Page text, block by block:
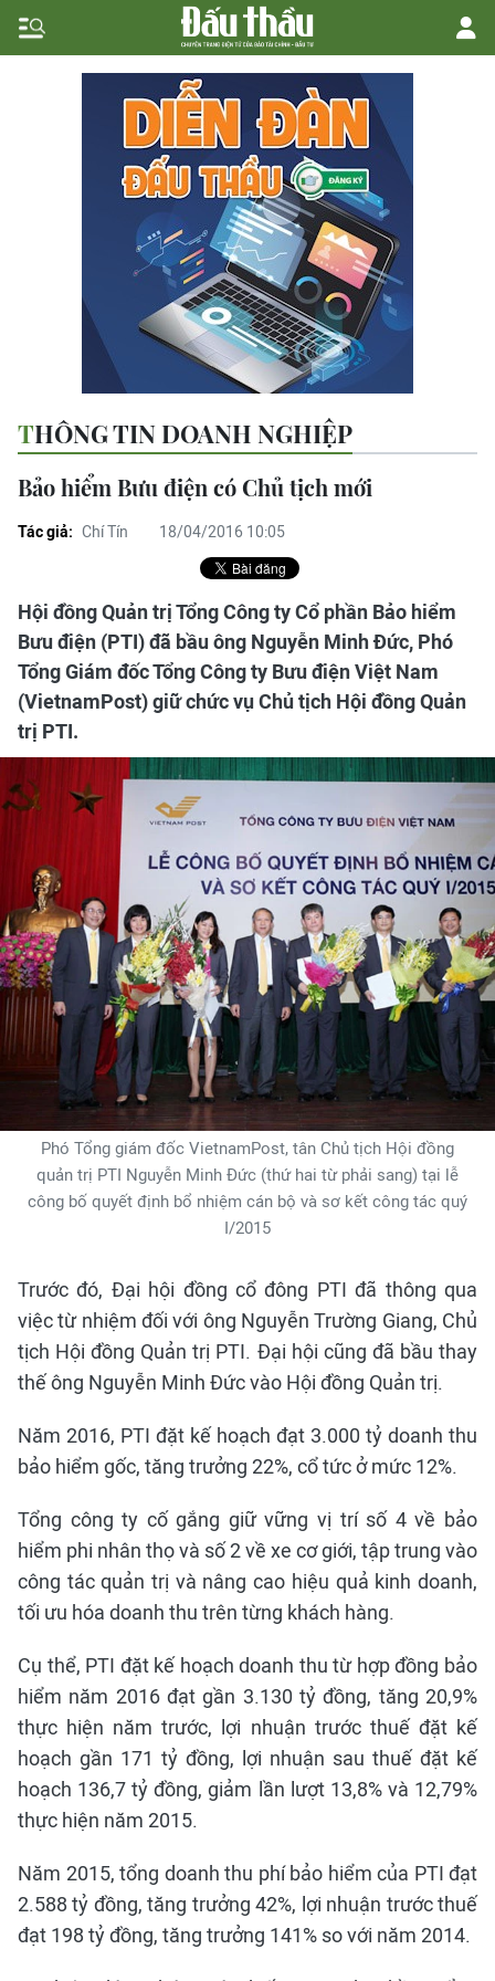
THÔNG TIN DOANH NGHIỆP
Bảo hiểm Bưu điện có Chủ tịch mới
Tác giả: Chí Tín 18/04/2016 10:05
Hội đồng Quản trị Tổng Công ty Cổ phần Bảo hiểm
Bưu điện (PTI) đã bầu ông Nguyễn Minh Đức, Phó
Tổng Giám đốc Tổng Công ty Bưu điện Việt Nam
(VietnamPost) giữ chức vụ Chủ tịch Hội đồng Quản
trị PTI.
Phó Tổng giám đốc VietnamPost, tân Chủ tịch Hội đồng
quản trị PTI Nguyễn Minh Đức (thứ hai từ phải sang) tại lễ
công bố quyết định bổ nhiệm cán bộ và sơ kết công tác quý
I/2015
Trước đó, Đại hội đồng cổ đông PTI đã thông qua
việc từ nhiệm đối với ông Nguyễn Trường Giang, Chủ
tịch Hội đồng Quản trị PTI. Đại hội cũng đã bầu thay
thế ông Nguyễn Minh Đức vào Hội đồng Quản trị.
Năm 2016, PTI đặt kế hoạch đạt 3.000 tỷ doanh thu
bảo hiểm gốc, tăng trưởng 22%, cổ tức ở mức 12%.
Tổng công ty cố gắng giữ vững vị trí số 4 về bảo
hiểm phi nhân thọ và số 2 về xe cơ giới, tập trung vào
công tác quản trị và nâng cao hiệu quả kinh doanh,
tối ưu hóa doanh thu trên từng khách hàng.
Cụ thể, PTI đặt kế hoạch doanh thu từ hợp đồng bảo
hiểm năm 2016 đạt gần 3.130 tỷ đồng, tăng 20,9%
thực hiện năm trước, lợi nhuận trước thuế đặt kế
hoạch gần 171 tỷ đồng, lợi nhuận sau thuế đặt kế
hoạch 136,7 tỷ đồng, giảm lần lượt 13,8% và 12,79%
thực hiện năm 2015.
Năm 2015, tổng doanh thu phí bảo hiểm của PTI đạt
2.588 tỷ đồng, tăng trưởng 42%, lợi nhuận trước thuế
đạt 198 tỷ đồng, tăng trưởng 141% so với năm 2014.